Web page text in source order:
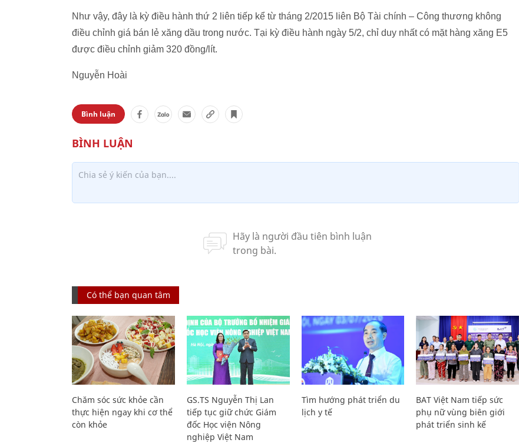
Như vậy, đây là kỳ điều hành thứ 2 liên tiếp kể từ tháng 2/2015 liên Bộ Tài chính – Công thương không
điều chỉnh giá bán lẻ xăng dầu trong nước. Tại kỳ điều hành ngày 5/2, chỉ duy nhất có mặt hàng xăng E5
được điều chỉnh giảm 320 đồng/lít.
Nguyễn Hoài
Bình luận
Có thể bạn quan tâm
Chăm sóc sức khỏe cần
thực hiện ngay khi cơ thể
còn khỏe
GS.TS Nguyễn Thị Lan
tiếp tục giữ chức Giám
đốc Học viện Nông
nghiệp Việt Nam
Tìm hướng phát triển du
lịch y tế
BAT Việt Nam tiếp sức
phụ nữ vùng biên giới
phát triển sinh kế